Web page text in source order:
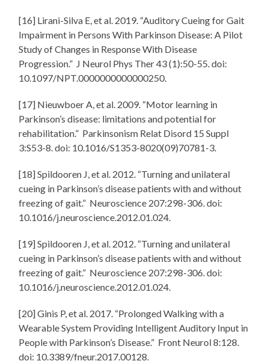
[16] Lirani-Silva E, et al. 2019. “Auditory Cueing for Gait
Impairment in Persons With Parkinson Disease: A Pilot
Study of Changes in Response With Disease
Progression.” J Neurol Phys Ther 43 (1):50-55. doi:
10.1097/NPT.0000000000000250.
[17] Nieuwboer A, et al. 2009. “Motor learning in
Parkinson’s disease: limitations and potential for
rehabilitation.” Parkinsonism Relat Disord 15 Suppl
3:S53-8. doi: 10.1016/S1353-8020(09)70781-3.
[18] Spildooren J, et al. 2012. “Turning and unilateral
cueing in Parkinson’s disease patients with and without
freezing of gait.” Neuroscience 207:298-306. doi:
10.1016/j.neuroscience.2012.01.024.
[19] Spildooren J, et al. 2012. “Turning and unilateral
cueing in Parkinson’s disease patients with and without
freezing of gait.” Neuroscience 207:298-306. doi:
10.1016/j.neuroscience.2012.01.024.
[20] Ginis P, et al. 2017. “Prolonged Walking with a
Wearable System Providing Intelligent Auditory Input in
People with Parkinson’s Disease.” Front Neurol 8:128.
doi: 10.3389/fneur.2017.00128.